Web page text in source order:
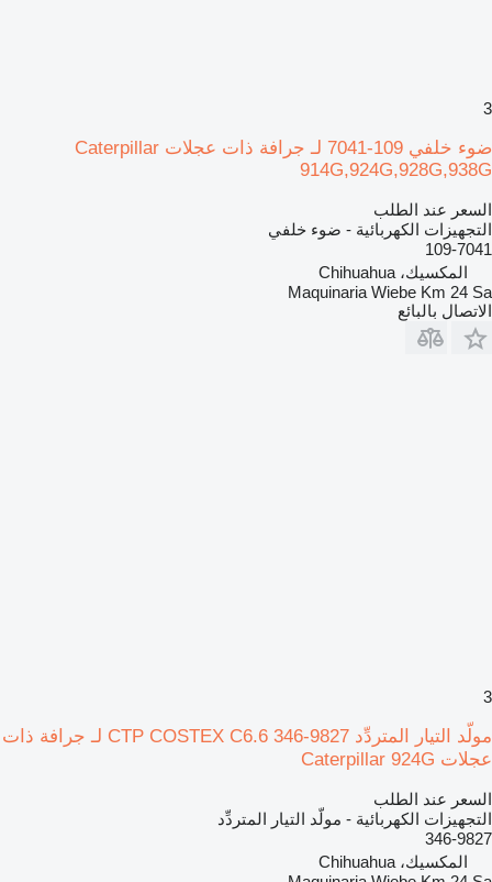
3
ضوء خلفي 109-7041 لـ جرافة ذات عجلات Caterpillar
914G,924G,928G,938G
السعر عند الطلب
التجهيزات الكهربائية - ضوء خلفي
109-7041
المكسيك، Chihuahua
Maquinaria Wiebe Km 24 Sa
الاتصال بالبائع
3
مولّد التيار المتردِّد CTP COSTEX C6.6 346-9827 لـ جرافة ذات
عجلات Caterpillar 924G
السعر عند الطلب
التجهيزات الكهربائية - مولّد التيار المتردِّد
346-9827
المكسيك، Chihuahua